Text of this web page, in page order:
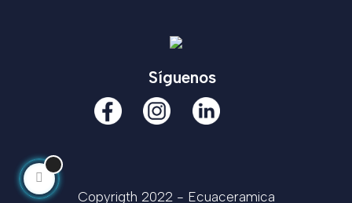
Síguenos
Copyrigth 2022 - Ecuaceramica